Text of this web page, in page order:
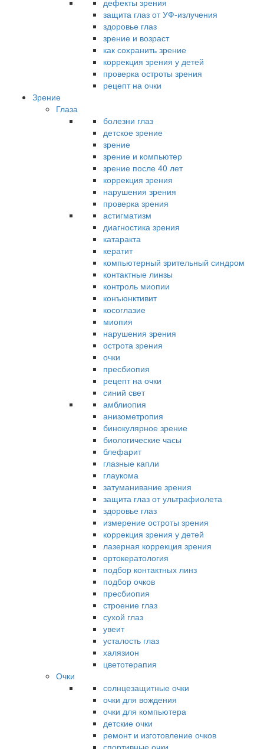
дефекты зрения
защита глаз от УФ-излучения
здоровье глаз
зрение и возраст
как сохранить зрение
коррекция зрения у детей
проверка остроты зрения
рецепт на очки
Зрение
Глаза
болезни глаз
детское зрение
зрение
зрение и компьютер
зрение после 40 лет
коррекция зрения
нарушения зрения
проверка зрения
астигматизм
диагностика зрения
катаракта
кератит
компьютерный зрительный синдром
контактные линзы
контроль миопии
конъюнктивит
косоглазие
миопия
нарушения зрения
острота зрения
очки
пресбиопия
рецепт на очки
синий свет
амблиопия
анизометропия
бинокулярное зрение
биологические часы
блефарит
глазные капли
глаукома
затуманивание зрения
защита глаз от ультрафиолета
здоровье глаз
измерение остроты зрения
коррекция зрения у детей
лазерная коррекция зрения
ортокератология
подбор контактных линз
подбор очков
пресбиопия
строение глаз
сухой глаз
увеит
усталость глаз
халязион
цветотерапия
Очки
солнцезащитные очки
очки для вождения
очки для компьютера
детские очки
ремонт и изготовление очков